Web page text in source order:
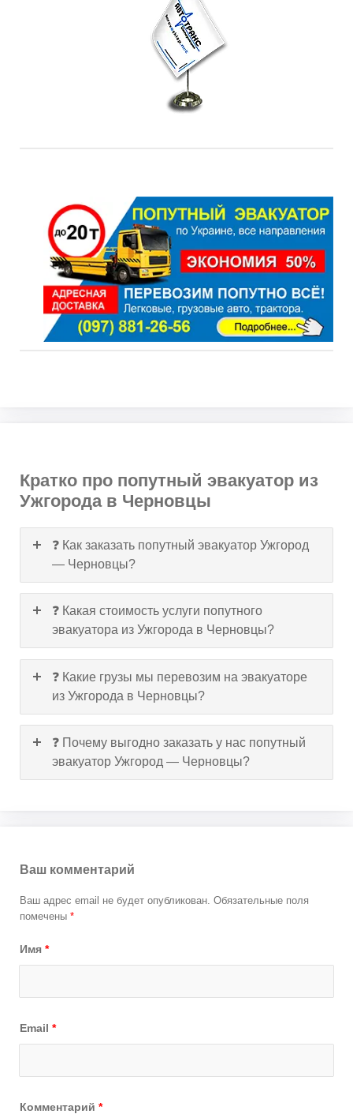
Кратко про попутный эвакуатор из
Ужгорода в Черновцы
❓ Как заказать попутный эвакуатор Ужгород
— Черновцы?
❓ Какая стоимость услуги попутного
эвакуатора из Ужгорода в Черновцы?
❓ Какие грузы мы перевозим на эвакуаторе
из Ужгорода в Черновцы?
❓ Почему выгодно заказать у нас попутный
эвакуатор Ужгород — Черновцы?
Ваш комментарий
Ваш адрес email не будет опубликован. Обязательные поля
помечены *
Имя *
Email *
Комментарий *